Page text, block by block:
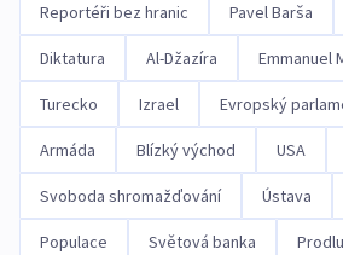
Reportéři bez hranic Pavel Barša
Diktatura Al-Džazíra Emmanuel
Turecko Izrael Evropský
Armáda Blízký východ USA
Svoboda shromažďování Ústava
Populace Světová banka